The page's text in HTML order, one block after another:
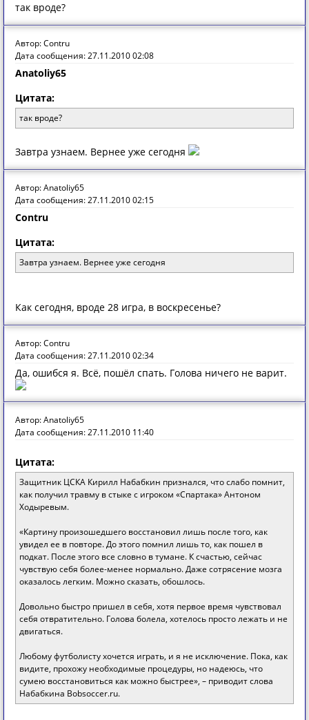
так вроде?
Автор: Contru
Дата сообщения: 27.11.2010 02:08
Anatoliy65
Цитата:
так вроде?
Завтра узнаем. Вернее уже сегодня
Автор: Anatoliy65
Дата сообщения: 27.11.2010 02:15
Contru
Цитата:
Завтра узнаем. Вернее уже сегодня
Как сегодня, вроде 28 игра, в воскресенье?
Автор: Contru
Дата сообщения: 27.11.2010 02:34
Да, ошибся я. Всё, пошёл спать. Голова ничего не варит.
Автор: Anatoliy65
Дата сообщения: 27.11.2010 11:40
Цитата:
Защитник ЦСКА Кирилл Набабкин признался, что слабо помнит,
как получил травму в стыке с игроком «Спартака» Антоном
Ходыревым.
«Картину произошедшего восстановил лишь после того, как
увидел ее в повторе. До этого помнил лишь то, как пошел в
подкат. После этого все словно в тумане. К счастью, сейчас
чувствую себя более-менее нормально. Даже сотрясение мозга
оказалось легким. Можно сказать, обошлось.
Довольно быстро пришел в себя, хотя первое время чувствовал
себя отвратительно. Голова болела, хотелось просто лежать и не
двигаться.
Любому футболисту хочется играть, и я не исключение. Пока, как
видите, прохожу необходимые процедуры, но надеюсь, что
сумею восстановиться как можно быстрее», – приводит слова
Набабкина Bobsoccer.ru.